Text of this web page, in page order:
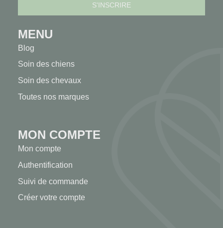
MENU
Blog
Soin des chiens
Soin des chevaux
Toutes nos marques
MON COMPTE
Mon compte
Authentification
Suivi de commande
Créer votre compte